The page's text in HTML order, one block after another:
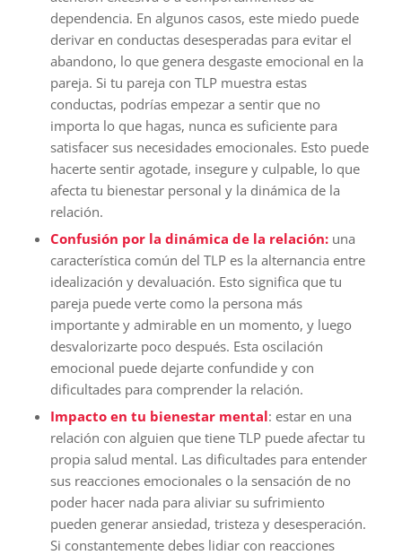
dependencia. En algunos casos, este miedo puede
derivar en conductas desesperadas para evitar el
abandono, lo que genera desgaste emocional en la
pareja. Si tu pareja con TLP muestra estas
conductas, podrías empezar a sentir que no
importa lo que hagas, nunca es suficiente para
satisfacer sus necesidades emocionales. Esto puede
hacerte sentir agotade, insegure y culpable, lo que
afecta tu bienestar personal y la dinámica de la
relación.
Confusión por la dinámica de la relación:una
característica común del TLP es la alternancia entre
idealización y devaluación. Esto significa que tu
pareja puede verte como la persona más
importante y admirable en un momento, y luego
desvalorizarte poco después. Esta oscilación
emocional puede dejarte confundide y con
dificultades para comprender la relación.
Impacto en tu bienestar mental: estar en una
relación con alguien que tiene TLP puede afectar tu
propia salud mental. Las dificultades para entender
sus reacciones emocionales o la sensación de no
poder hacer nada para aliviar su sufrimiento
pueden generar ansiedad, tristeza y desesperación.
Si constantemente debes lidiar con reacciones